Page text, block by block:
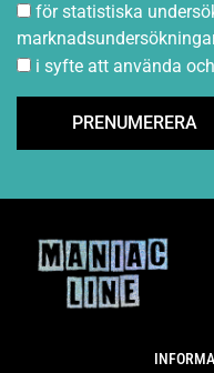
för statistiska
i syfte att använda